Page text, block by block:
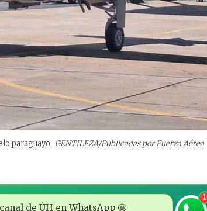
paraguayo. GENTILEZA/Publicadas por Fuerza Aérea
de ÚH en WhatsApp 🤩
1